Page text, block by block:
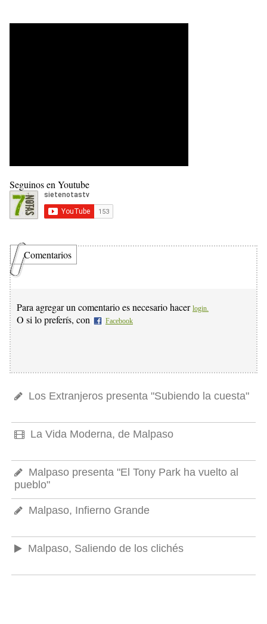
Seguinos en Youtube
Comentarios
Para agregar un comentario es necesario hacer login.
O si lo preferís, con Facebook
Los Extranjeros presenta "Subiendo la cuesta"
La Vida Moderna, de Malpaso
Malpaso presenta "El Tony Park ha vuelto al
pueblo"
Malpaso, Infierno Grande
Malpaso, Saliendo de los clichés